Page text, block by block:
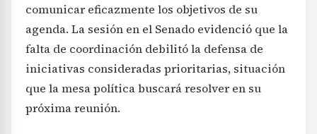
comunicar eficazmente los objetivos de su
agenda. La sesión en el Senado evidenció que la
falta de coordinación debilitó la defensa de
iniciativas consideradas prioritarias, situación
que la mesa política buscará resolver en su
próxima reunión.